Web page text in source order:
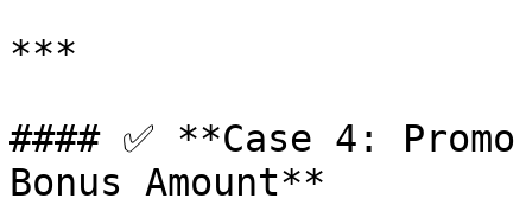
***
#### ✅ **Case 4:
Bonus Amount**